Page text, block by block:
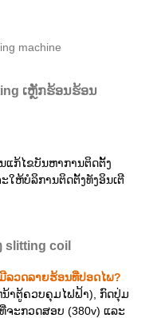
ເຫຼັກຮ້ອນຮ້ອນ
ແກ້ໄຂບັນຫາການຕິດຕັ້ງ
ະໃຫ້ບໍລິການຕິດຕັ້ງທັງອິນເຕີ
slitting coil
ລວດລາຍຮ້ອນທີ່ປອດໄພ?
າຕູ້ຄວບຄຸມໄຟຟ້າ), ກົດປຸ່ມ
ຈະກວດສອບ (380v) ແລະ